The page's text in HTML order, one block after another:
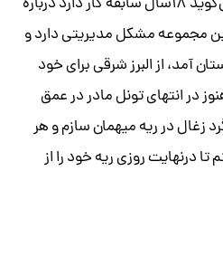
مجموعه مشکل مدیریتی دارد و
آمد، از البرز شرقی برای خود
در انتهای تونل مادر در عمق
زغال در ریه میهمان سازم و هر
درنهایت روزی ریه خود را از